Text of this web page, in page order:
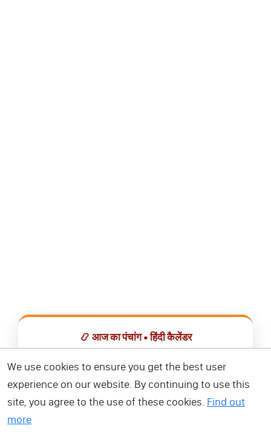
📿 आज का पंचांग • हिंदी कैलेंडर
📅 हिंदी कैलेंडर ऐप डाउनलोड करें
We use cookies to ensure you get the best user
experience on our website. By continuing to use this
site, you agree to the use of these cookies. Find out
more